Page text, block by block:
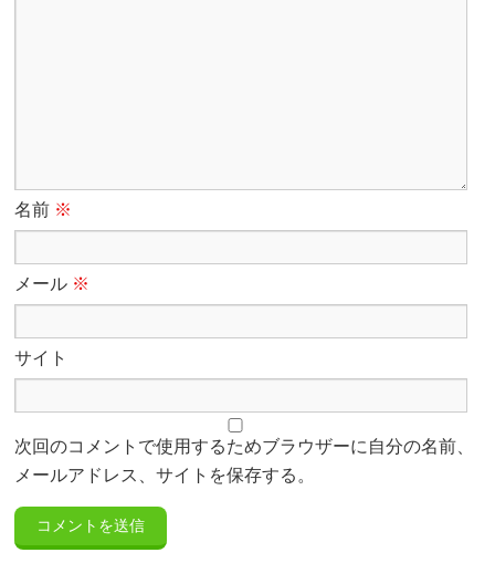
名前 ※
メール ※
サイト
次回のコメントで使用するためブラウザーに自分の名前、
メールアドレス、サイトを保存する。